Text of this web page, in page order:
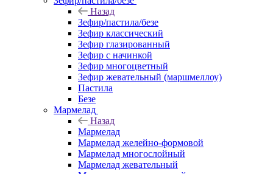
Назад
Зефир/пастила/безе
Зефир классический
Зефир глазированный
Зефир с начинкой
Зефир многоцветный
Зефир жевательный (маршмеллоу)
Пастила
Безе
Мармелад
Назад
Мармелад
Мармелад желейно-формовой
Мармелад многослойный
Мармелад жевательный